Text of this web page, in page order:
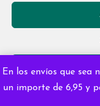
En los envíos que sea
un importe de 6,95 y
©